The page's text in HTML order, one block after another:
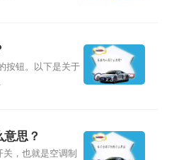
按钮。以下是关于
思？
，也就是空调制